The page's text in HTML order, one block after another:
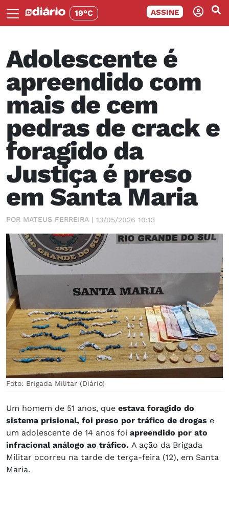
19°C ASSINE
Adolescente é
apreendido com
mais de cem
pedras de crack e
foragido da
Justiça é preso
em Santa Maria
POR MATEUS FERREIRA | 13/05/2026 10:13
Foto: Brigada Militar (Diário)
Um homem de 51 anos, que estava foragido do
sistema prisional, foi preso por tráfico de drogas e
um adolescente de 14 anos foi apreendido por ato
infracional análogo ao tráfico. A ação da Brigada
Militar ocorreu na tarde de terça-feira (12), em Santa
Maria.